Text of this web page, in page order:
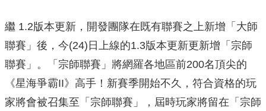
繼 1.2版本更新，開發團隊在既有聯賽之上新增「大師
聯賽」後，今(24)日上線的1.3版本更新更新增「宗師
聯賽」。「宗師聯賽」將網羅各地區前200名頂尖的
《星海爭霸II》高手！新賽季開始不久，符合資格的玩
家將會被召集至「宗師聯賽」，屆時玩家將留在「宗師